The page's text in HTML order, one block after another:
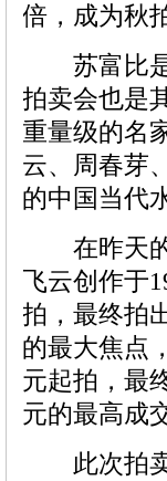
倍，成为秋
苏富比是
拍卖会也是
重量级的名
云、周春芽
的中国当代
在昨天的
飞云创作于
拍，最终拍
的最大焦点
元起拍，最
元的最高成
此次拍卖